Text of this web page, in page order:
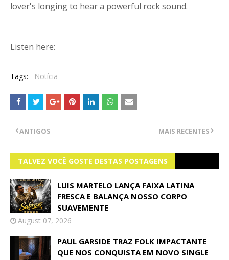
lover's longing to hear a powerful rock sound.
Listen here:
Tags: Notícia
MAIS RECENTES
ANTIGOS
TALVEZ VOCÊ GOSTE DESTAS POSTAGENS
LUIS MARTELO LANÇA FAIXA LATINA
FRESCA E BALANÇA NOSSO CORPO
SUAVEMENTE
August 07, 2026
PAUL GARSIDE TRAZ FOLK IMPACTANTE
QUE NOS CONQUISTA EM NOVO SINGLE